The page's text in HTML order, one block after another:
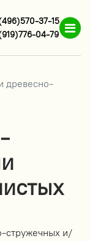
37-15
04-79
древесно-
стружечных и/